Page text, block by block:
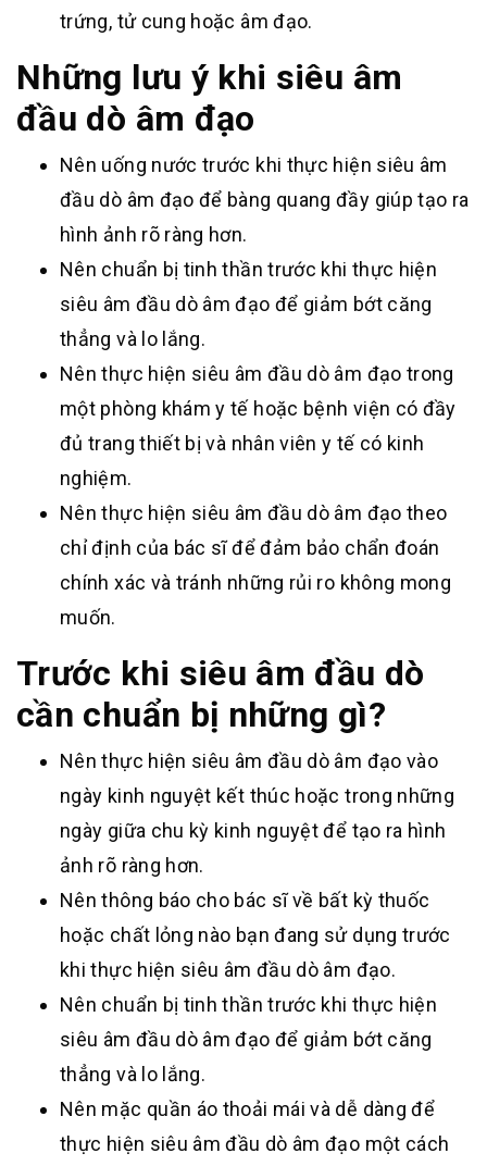
trứng, tử cung hoặc âm đạo.
Những lưu ý khi siêu âm
đầu dò âm đạo
Nên uống nước trước khi thực hiện siêu âm
đầu dò âm đạo để bàng quang đầy giúp tạo ra
hình ảnh rõ ràng hơn.
Nên chuẩn bị tinh thần trước khi thực hiện
siêu âm đầu dò âm đạo để giảm bớt căng
thẳng và lo lắng.
Nên thực hiện siêu âm đầu dò âm đạo trong
một phòng khám y tế hoặc bệnh viện có đầy
đủ trang thiết bị và nhân viên y tế có kinh
nghiệm.
Nên thực hiện siêu âm đầu dò âm đạo theo
chỉ định của bác sĩ để đảm bảo chẩn đoán
chính xác và tránh những rủi ro không mong
muốn.
Trước khi siêu âm đầu dò
cần chuẩn bị những gì?
Nên thực hiện siêu âm đầu dò âm đạo vào
ngày kinh nguyệt kết thúc hoặc trong những
ngày giữa chu kỳ kinh nguyệt để tạo ra hình
ảnh rõ ràng hơn.
Nên thông báo cho bác sĩ về bất kỳ thuốc
hoặc chất lỏng nào bạn đang sử dụng trước
khi thực hiện siêu âm đầu dò âm đạo.
Nên chuẩn bị tinh thần trước khi thực hiện
siêu âm đầu dò âm đạo để giảm bớt căng
thẳng và lo lắng.
Nên mặc quần áo thoải mái và dễ dàng để
thực hiện siêu âm đầu dò âm đạo một cách